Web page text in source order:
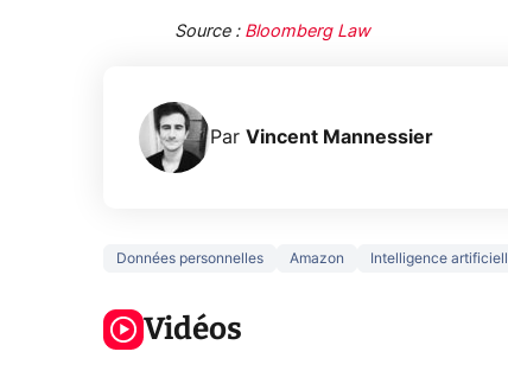
Source : Bloomberg Law
Par Vincent Mannessier
Données personnelles Amazon Intelligence
Vidéos
3 écrans en 1
Voici L'AOC
CQ32G4ZA !
5 générations